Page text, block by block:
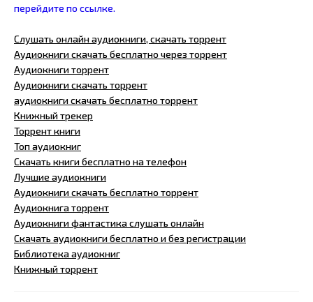
перейдите по ссылке.
Слушать онлайн аудиокниги, скачать торрент
Аудиокниги скачать бесплатно через торрент
Аудиокниги торрент
Аудиокниги скачать торрент
аудиокниги скачать бесплатно торрент
Книжный трекер
Торрент книги
Топ аудиокниг
Скачать книги бесплатно на телефон
Лучшие аудиокниги
Аудиокниги скачать бесплатно торрент
Аудиокнига торрент
Аудиокниги фантастика слушать онлайн
Скачать аудиокниги бесплатно и без регистрации
Библиотека аудиокниг
Книжный торрент